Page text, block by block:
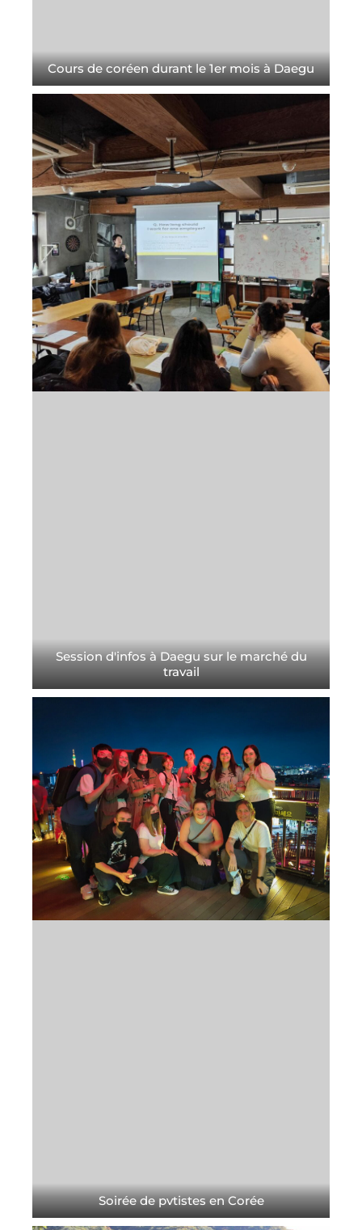
Cours de coréen durant le 1er mois à Daegu
Session d'infos à Daegu sur le marché du
travail
Soirée de pvtistes en Corée